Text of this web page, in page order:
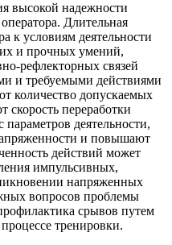
высокой надежности
Длительная
к условиям деятельности
и прочных умений,
рефлекторных связей
и требуемыми действиями
количество допускаемых
переработки
деятельности,
и повышают
действий может
импульсивных,
напряженных
вопросов проблемы
срывов путем
тренировки.